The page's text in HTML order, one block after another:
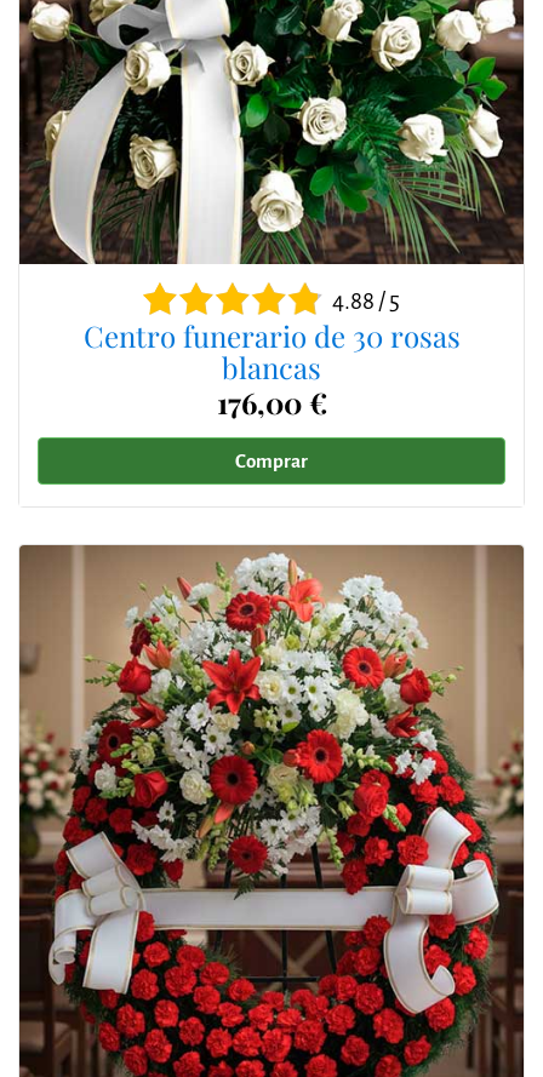
4.88 / 5
Centro funerario de 30 rosas
blancas
176,00 €
Comprar